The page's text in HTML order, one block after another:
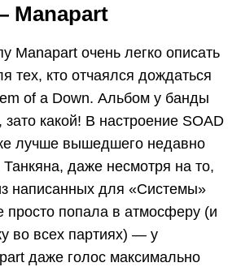
Manapart
Manapart очень легко описать
тех, кто отчаялся дождаться
of a Down. Альбом у банды
зато какой! В настроение SOAD
лучше вышедшего недавно
даже несмотря на то,
написанных для «Системы»
просто попала в атмосферу (и
во всех партиях) — у
даже голос максимально